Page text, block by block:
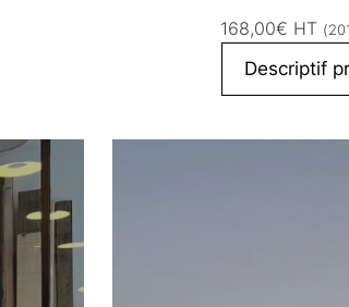
168,00€ HT (
Descriptif